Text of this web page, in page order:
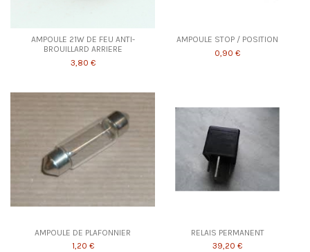
AMPOULE 21W DE FEU ANTI-
BROUILLARD ARRIERE
3,80 €
AMPOULE STOP / POSITION
0,90 €
AMPOULE DE PLAFONNIER
1,20 €
RELAIS PERMANENT
39,20 €